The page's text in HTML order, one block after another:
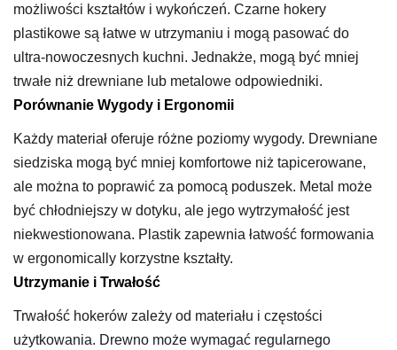
możliwości kształtów i wykończeń. Czarne hokery
plastikowe są łatwe w utrzymaniu i mogą pasować do
ultra-nowoczesnych kuchni. Jednakże, mogą być mniej
trwałe niż drewniane lub metalowe odpowiedniki.
Porównanie Wygody i Ergonomii
Każdy materiał oferuje różne poziomy wygody. Drewniane
siedziska mogą być mniej komfortowe niż tapicerowane,
ale można to poprawić za pomocą poduszek. Metal może
być chłodniejszy w dotyku, ale jego wytrzymałość jest
niekwestionowana. Plastik zapewnia łatwość formowania
w ergonomically korzystne kształty.
Utrzymanie i Trwałość
Trwałość hokerów zależy od materiału i częstości
użytkowania. Drewno może wymagać regularnego